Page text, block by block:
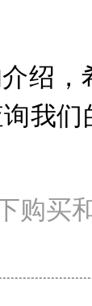
绍，
我们
购买